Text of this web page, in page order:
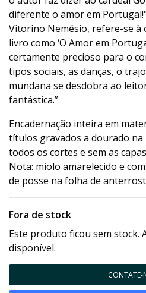
diferente o amor em Portugal!"
Vitorino Nemésio, refere-se à
livro como ‘O Amor em
certamente precioso para o
tipos sociais, as danças, o
mundana se desdobra ao
fantástica.”
Encadernação inteira em
títulos gravados a dourado na
todos os cortes e sem as
Nota: miolo amarelecido e
de posse na folha de
Fora de stock
Este produto ficou sem stock.
disponível.
CONTATE-